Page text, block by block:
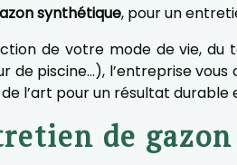
synthétique, pour un
de votre mode de vie, du
de piscine…), l’entreprise
l’art pour un résultat durable
de gazon